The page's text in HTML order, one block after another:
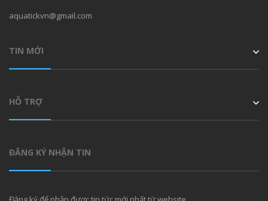
aquatickvn@gmail.com
TIN MỚI
HỖ TRỢ
ĐĂNG KÝ NHẬN TIN